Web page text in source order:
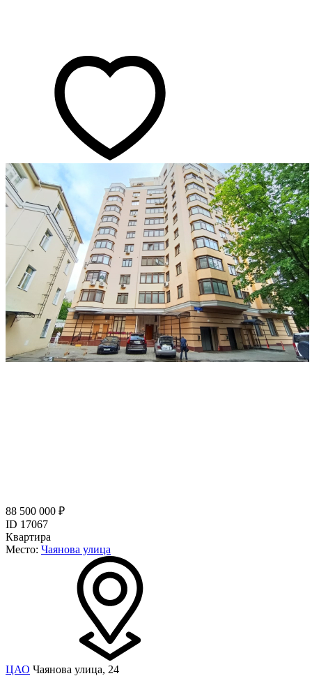
88 500 000 ₽
ID 17067
Квартира
Место: Чаянова улица
ЦАО Чаянова улица, 24